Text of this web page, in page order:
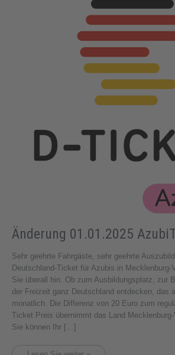
Änderung 01.01.2025
Sehr geehrte Fahrgäste, sehr geehrte
Deutschland-Ticket für Azubis in Mecklenburg-
Sie überall hin. Ob zum Ausbildungsplatz, zur
der Freizeit ganz Deutschland entdecken, das
monatlich. Die Differenz von 20 Euro zum
Ticket Preis übernimmt das Land Mecklenburg-
Sie können Ihr […]